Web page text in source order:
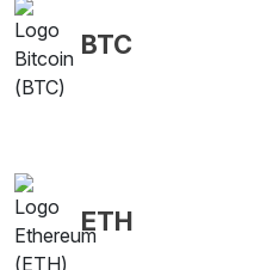
BTC
ETH